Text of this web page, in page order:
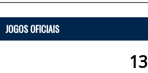
JOGOS OFICIAIS
13